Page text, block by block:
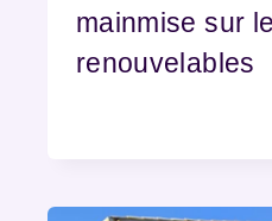
mainmise sur
renouvelables